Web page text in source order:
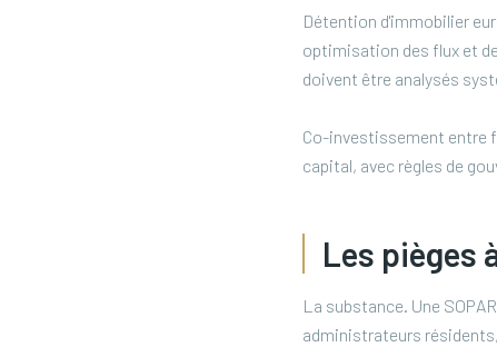
Détention d'immobilier
optimisation des flux et
doivent être analysés
Co-investissement entre
capital, avec règles de
Les pièges
La substance. Une
administrateurs